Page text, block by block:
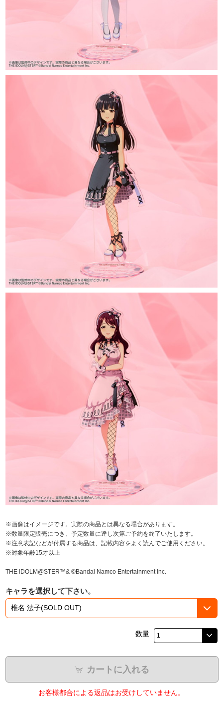
※画像はイメージです。実際の商品とは異なる場合があります。
※数量限定販売につき、予定数量に達し次第ご予約を終了いたします。
※注意表記などが付属する商品は、記載内容をよく読んでご使用ください。
※対象年齢15才以上
THE IDOLM@STER™& ©Bandai Namco Entertainment Inc.
キャラを選択して下さい。
数量
カートに入れる
お客様都合による返品はお受けしていません。